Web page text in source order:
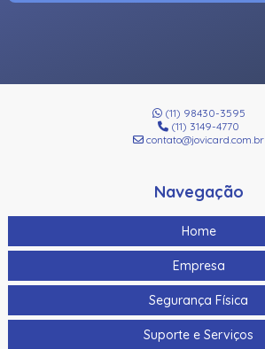
(11) 98430-3595
(11) 3149-4770
contato@jovicard.com.br
Navegação
Home
Empresa
Segurança Física
Suporte e Serviços